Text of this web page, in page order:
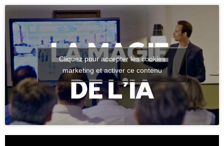
Cliquez pour accepter les cookies
marketing et activer ce contenu